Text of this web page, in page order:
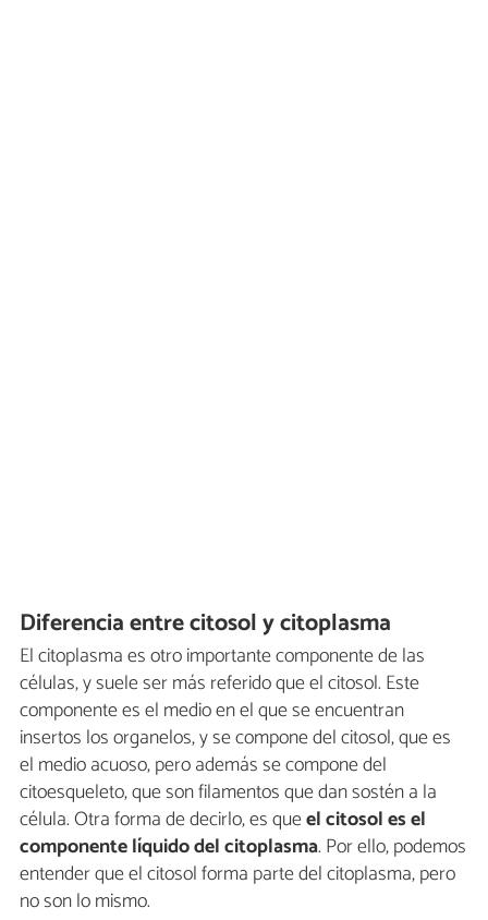
Diferencia entre citosol y citoplasma
El citoplasma es otro importante componente de las
células, y suele ser más referido que el citosol. Este
componente es el medio en el que se encuentran
insertos los organelos, y se compone del citosol, que es
el medio acuoso, pero además se compone del
citoesqueleto, que son filamentos que dan sostén a la
célula. Otra forma de decirlo, es queel citosol es el
componente líquido del citoplasma. Por ello, podemos
entender que el citosol forma parte del citoplasma, pero
no son lo mismo.